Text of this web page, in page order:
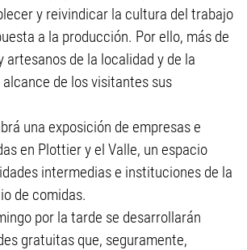
y reivindicar la cultura del trabajo
a la producción. Por ello, más de
artesanos de la localidad y de la
de los visitantes sus
una exposición de empresas e
en Plottier y el Valle, un espacio
intermedias e instituciones de la
de comidas.
por la tarde se desarrollarán
gratuitas que, seguramente,